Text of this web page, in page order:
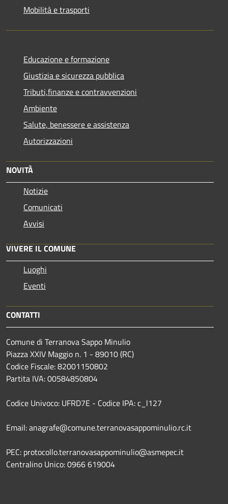
Mobilità e trasporti
Educazione e formazione
Giustizia e sicurezza pubblica
Tributi,finanze e contravvenzioni
Ambiente
Salute, benessere e assistenza
Autorizzazioni
NOVITÀ
Notizie
Comunicati
Avvisi
VIVERE IL COMUNE
Luoghi
Eventi
CONTATTI
Comune di Terranova Sappo Minulio
Piazza XXIV Maggio n. 1 - 89010 (RC)
Codice Fiscale: 82001150802
Partita IVA: 00584850804
Codice Univoco: UFRD7E - Codice IPA: c_l127
Email: anagrafe@comune.terranovasappominulio.rc.it
PEC: protocollo.terranovasappominulio@asmepec.it
Centralino Unico: 0966 619004